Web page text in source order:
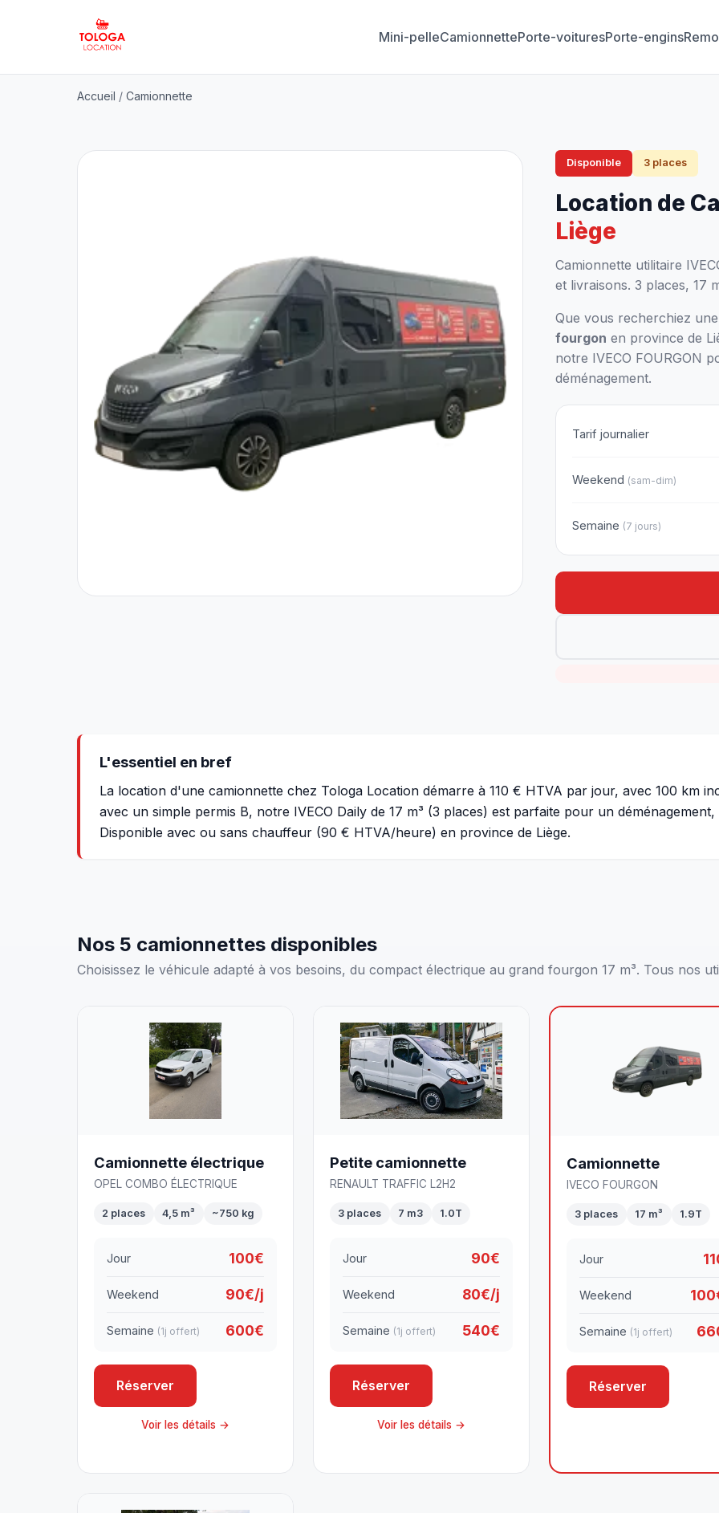
Mini-pelleCamionnettePorte-voituresPorte-engins
Accueil / Camionnette
Disponible 3 places
Location de
Liège
Camionnette utilitaire
et livraisons. 3 places, 17
Que vous recherchiez une
fourgon en province de
notre IVECO FOURGON
déménagement.
Tarif journalier
Weekend (sam-dim)
Semaine (7 jours)
L'essentiel en bref
La location d'une camionnette chez Tologa Location démarre à 110 € HTVA par jour, avec 100 km
avec un simple permis B, notre IVECO Daily de 17 m³ (3 places) est parfaite pour un
Disponible avec ou sans chauffeur (90 € HTVA/heure) en province de Liège.
Nos 5 camionnettes disponibles
Choisissez le véhicule adapté à vos besoins, du compact électrique au grand fourgon 17 m³. Tous nos
Camionnette électrique
OPEL COMBO ÉLECTRIQUE
2 places 4,5 m³ ~750 kg
Jour 100€
Weekend 90€/j
Semaine (1j offert) 600€
Réserver
Voir les détails →
Petite camionnette
RENAULT TRAFFIC L2H2
3 places 7 m3 1.0T
Jour 90€
Weekend 80€/j
Semaine (1j offert) 540€
Réserver
Voir les détails →
Camionnette
IVECO FOURGON
3 places 17 m³ 1.9T
Jour
Weekend
Semaine (1j offert)
Réserver